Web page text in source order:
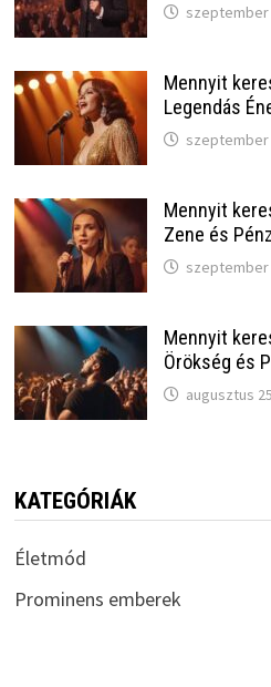
szeptember
Mennyit
Legendás
szeptember
Mennyit
Zene és
szeptember
Mennyit
Örökség és
augusztus
KATEGÓRIÁK
Életmód
Prominens emberek